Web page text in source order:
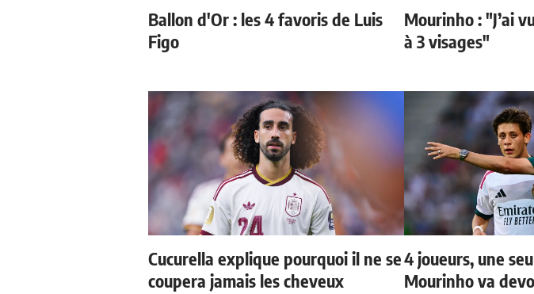
Ballon d'Or : les 4 favoris de Luis
Figo
Mourinho : "J’ai
à 3 visages"
Cucurella explique pourquoi il ne se
coupera jamais les cheveux
4 joueurs, une
Mourinho va